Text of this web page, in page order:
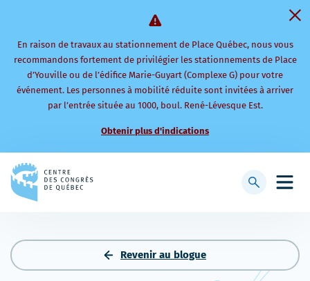
En raison de travaux au stationnement de Place Québec, nous vous
recommandons fortement de privilégier les stationnements de Place
d’Youville ou de l’édifice Marie-Guyart (Complexe G) pour votre
événement. Les personnes à mobilité réduite sont invitées à arriver
par l’entrée située au 1000, boul. René-Lévesque Est.
Obtenir plus d'indications
à
Afficher
recherche
Revenir au blogue